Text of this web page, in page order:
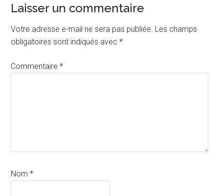
Interactions
du
lecteur
Laisser un commentaire
Votre adresse e-mail ne sera pas publiée. Les champs
obligatoires sont indiqués avec*
Commentaire*
Nom*